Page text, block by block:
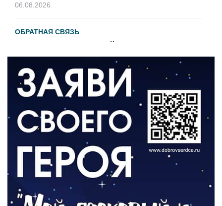
06.08.2026
ОБРАТНАЯ СВЯЗЬ
Администрация онлайн
ВЛАСТЬ
День памяти и «Симфония народов»
06.08.2026
Новый настил на экотропе
05.08.2026